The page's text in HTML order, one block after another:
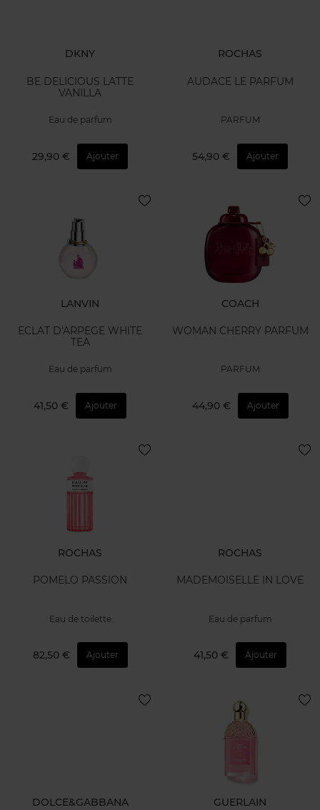
DKNY
BE DELICIOUS LATTE
VANILLA
Eau de parfum
29,90 € Ajouter
ROCHAS
AUDACE LE PARFUM
PARFUM
54,90 € Ajouter
LANVIN
ECLAT D'ARPEGE WHITE
TEA
Eau de parfum
41,50 € Ajouter
COACH
WOMAN CHERRY PARFUM
PARFUM
44,90 € Ajouter
ROCHAS
POMELO PASSION
Eau de toilette
82,50 € Ajouter
ROCHAS
MADEMOISELLE IN LOVE
Eau de parfum
41,50 € Ajouter
DOLCE&GABBANA GUERLAIN